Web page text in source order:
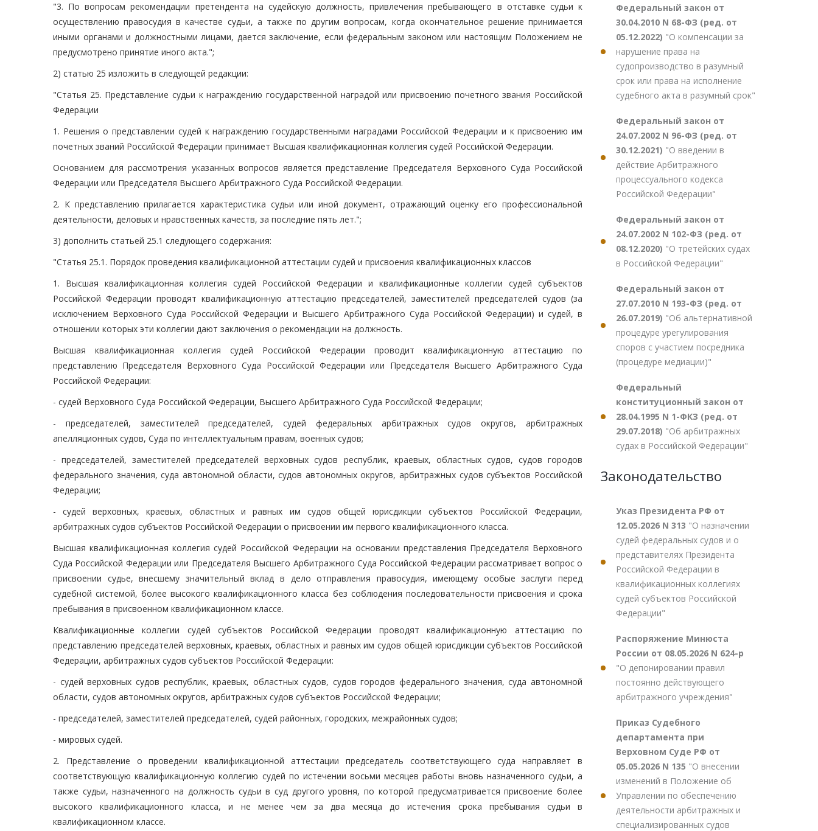
"3. По вопросам рекомендации претендента на судейскую должность, привлечения пребывающего в отставке судьи к
осуществлению правосудия в качестве судьи, а также по другим вопросам, когда окончательное решение принимается
иными органами и должностными лицами, дается заключение, если федеральным законом или настоящим Положением не
предусмотрено принятие иного акта.";
2) статью 25 изложить в следующей редакции:
"Статья 25. Представление судьи к награждению государственной наградой или присвоению почетного звания Российской
Федерации
1. Решения о представлении судей к награждению государственными наградами Российской Федерации и к присвоению им
почетных званий Российской Федерации принимает Высшая квалификационная коллегия судей Российской Федерации.
Основанием для рассмотрения указанных вопросов является представление Председателя Верховного Суда Российской
Федерации или Председателя Высшего Арбитражного Суда Российской Федерации.
2. К представлению прилагается характеристика судьи или иной документ, отражающий оценку его профессиональной
деятельности, деловых и нравственных качеств, за последние пять лет.";
3) дополнить статьей 25.1 следующего содержания:
"Статья 25.1. Порядок проведения квалификационной аттестации судей и присвоения квалификационных классов
1. Высшая квалификационная коллегия судей Российской Федерации и квалификационные коллегии судей субъектов
Российской Федерации проводят квалификационную аттестацию председателей, заместителей председателей судов (за
исключением Верховного Суда Российской Федерации и Высшего Арбитражного Суда Российской Федерации) и судей, в
отношении которых эти коллегии дают заключения о рекомендации на должность.
Высшая квалификационная коллегия судей Российской Федерации проводит квалификационную аттестацию по
представлению Председателя Верховного Суда Российской Федерации или Председателя Высшего Арбитражного Суда
Российской Федерации:
- судей Верховного Суда Российской Федерации, Высшего Арбитражного Суда Российской Федерации;
- председателей, заместителей председателей, судей федеральных арбитражных судов округов, арбитражных
апелляционных судов, Суда по интеллектуальным правам, военных судов;
- председателей, заместителей председателей верховных судов республик, краевых, областных судов, судов городов
федерального значения, суда автономной области, судов автономных округов, арбитражных судов субъектов Российской
Федерации;
- судей верховных, краевых, областных и равных им судов общей юрисдикции субъектов Российской Федерации,
арбитражных судов субъектов Российской Федерации о присвоении им первого квалификационного класса.
Высшая квалификационная коллегия судей Российской Федерации на основании представления Председателя Верховного
Суда Российской Федерации или Председателя Высшего Арбитражного Суда Российской Федерации рассматривает вопрос о
присвоении судье, внесшему значительный вклад в дело отправления правосудия, имеющему особые заслуги перед
судебной системой, более высокого квалификационного класса без соблюдения последовательности присвоения и срока
пребывания в присвоенном квалификационном классе.
Квалификационные коллегии судей субъектов Российской Федерации проводят квалификационную аттестацию по
представлению председателей верховных, краевых, областных и равных им судов общей юрисдикции субъектов Российской
Федерации, арбитражных судов субъектов Российской Федерации:
- судей верховных судов республик, краевых, областных судов, судов городов федерального значения, суда автономной
области, судов автономных округов, арбитражных судов субъектов Российской Федерации;
- председателей, заместителей председателей, судей районных, городских, межрайонных судов;
- мировых судей.
2. Представление о проведении квалификационной аттестации председатель соответствующего суда направляет в
соответствующую квалификационную коллегию судей по истечении восьми месяцев работы вновь назначенного судьи, а
также судьи, назначенного на должность судьи в суд другого уровня, по которой предусматривается присвоение более
высокого квалификационного класса, и не менее чем за два месяца до истечения срока пребывания судьи в
квалификационном классе.
Федеральный закон от
30.04.2010 N 68-ФЗ (ред. от
05.12.2022) "О компенсации за
нарушение права на
судопроизводство в разумный
срок или права на исполнение
судебного акта в разумный срок"
Федеральный закон от
24.07.2002 N 96-ФЗ (ред. от
30.12.2021) "О введении в
действие Арбитражного
процессуального кодекса
Российской Федерации"
Федеральный закон от
24.07.2002 N 102-ФЗ (ред. от
08.12.2020) "О третейских судах
в Российской Федерации"
Федеральный закон от
27.07.2010 N 193-ФЗ (ред. от
26.07.2019) "Об альтернативной
процедуре урегулирования
споров с участием посредника
(процедуре медиации)"
Федеральный
конституционный закон от
28.04.1995 N 1-ФКЗ (ред. от
29.07.2018) "Об арбитражных
судах в Российской Федерации"
Законодательство
Указ Президента РФ от
12.05.2026 N 313 "О назначении
судей федеральных судов и о
представителях Президента
Российской Федерации в
квалификационных коллегиях
судей субъектов Российской
Федерации"
Распоряжение Минюста
России от 08.05.2026 N 624-р
"О депонировании правил
постоянно действующего
арбитражного учреждения"
Приказ Судебного
департамента при
Верховном Суде РФ от
05.05.2026 N 135 "О внесении
изменений в Положение об
Управлении по обеспечению
деятельности арбитражных и
специализированных судов